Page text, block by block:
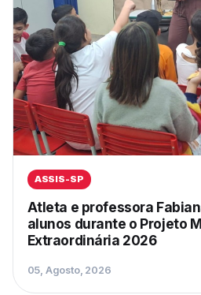
ASSIS-SP
Atleta e professora
alunos durante o Projeto
Extraordinária 2026
05, Agosto, 2026